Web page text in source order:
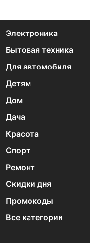
Электроника
Бытовая техника
Для автомобиля
Детям
Дом
Дача
Красота
Спорт
Ремонт
Скидки дня
Промокоды
Все категории